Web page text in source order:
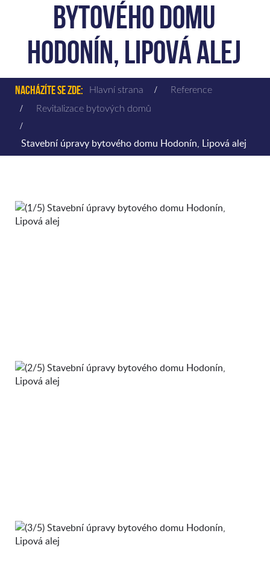
bytového domu
Hodonín, Lipová alej
Nacházíte se zde: Hlavní strana
Reference
Revitalizace bytových domů
Stavební úpravy bytového domu Hodonín, Lipová alej